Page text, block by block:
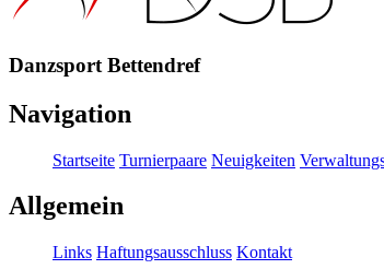
Danzsport Bettendref
Navigation
Startseite Turnierpaare Neuigkeiten
Allgemein
Links Haftungsausschluss Kontakt